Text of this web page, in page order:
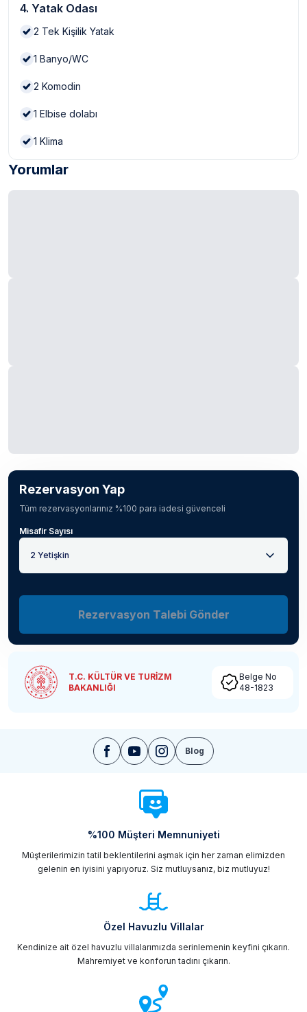
4. Yatak Odası
2 Tek Kişilik Yatak
1 Banyo/WC
2 Komodin
1 Elbise dolabı
1 Klima
Yorumlar
Rezervasyon Yap
Tüm rezervasyonlarınız %100 para iadesi güvenceli
Misafir Sayısı
2 Yetişkin
Rezervasyon Talebi Gönder
T.C. KÜLTÜR VE TURİZM
BAKANLIĞI
Belge No
48-1823
Blog
%100 Müşteri Memnuniyeti
Müşterilerimizin tatil beklentilerini aşmak için her zaman elimizden
gelenin en iyisini yapıyoruz. Siz mutluysanız, biz mutluyuz!
Özel Havuzlu Villalar
Kendinize ait özel havuzlu villalarımızda serinlemenin keyfini çıkarın.
Mahremiyet ve konforun tadını çıkarın.